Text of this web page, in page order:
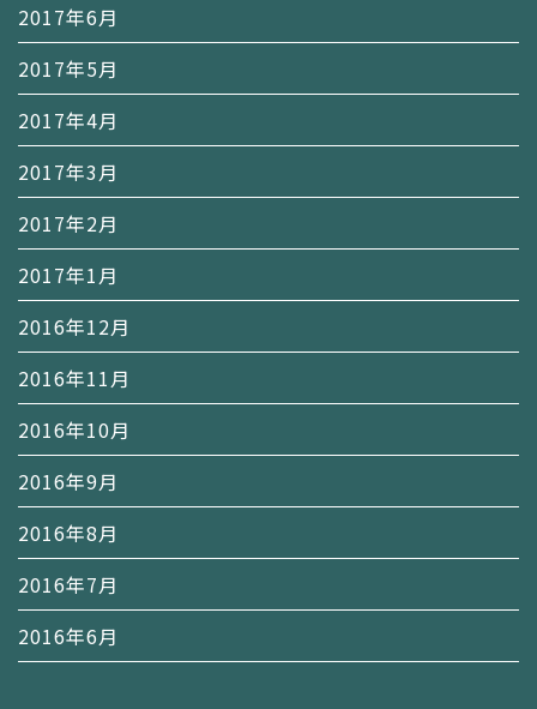
2017年6月
2017年5月
2017年4月
2017年3月
2017年2月
2017年1月
2016年12月
2016年11月
2016年10月
2016年9月
2016年8月
2016年7月
2016年6月